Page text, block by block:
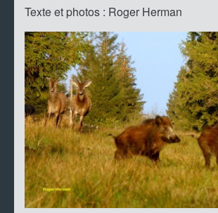
Texte et photos : Roger Herman